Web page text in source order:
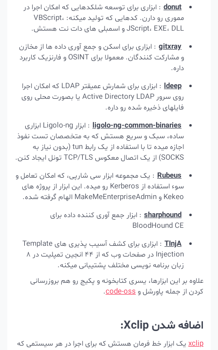
donut : ابزاری برای توسعه شلکدهایی که امکان اجرا در
مموری رو دارن. کدهایی که تولید میکنه: VBScript،
JScript، EXE، DLL و اسمبلی های دات نت هستش.
gitxray : ابزاری برای اسکن و جمع آوری داده ها از مخازن
و مشارکت کنندگان. معمولا برای OSINT و فارنزیک کاربرد
ldeep
: ابزاری برای شمارش عمیقتر LDAP که امکان اجرا
روی سرور Active Directory LDAP یا بصورت محلی روی
فایلهای ذخیره شده رو داره.
ligolo-ng-common-binaries
: ابزار Ligolo-ng ابزاری
ساده، سبک و سریع هستش که به متخصصان تست نفوذ
اجازه میده تا با استفاده از یک رابط tun (بدون نیاز به
SOCKS) از یک اتصال معکوس TCP/TLS تونل ایجاد کنن.
Rubeus : یک مجموعه ابزار سی شارپی، که امکان تعامل و
سوء استفاده از Kerberos رو میده. این ابزار از پروژه های
Kekeo و MakeMeEnterpriseAdmin الهام گرفته شده.
sharphound : ابزار جمع آوری کننده داده برای
BloodHound CE
TInjA
: ابزاری برای کشف آسیب پذیری های Template
Injection در صفحات وب که از 44 انجین تمپلیت در 8
زبان برنامه نویسی مختلف پشتیبانی میکنه.
علاوه بر این ابزارها، یسری کتابخونه و پکیج رو هم بروزرسانی
کردن از جمله پاورشل وcode-oss
.
اضافه شدن Xclip:
xclipیک ابزار خط فرمان هستش که برای اجرا در هر سیستمی که